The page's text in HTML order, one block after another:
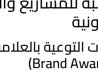
التوعية